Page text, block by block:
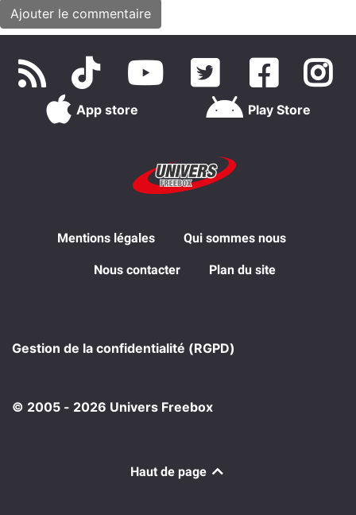
App store Play Store
Mentions légales Qui sommes nous
Nous contacter Plan du site
Gestion de la confidentialité (RGPD)
© 2005 - 2026 Univers Freebox
Haut de page